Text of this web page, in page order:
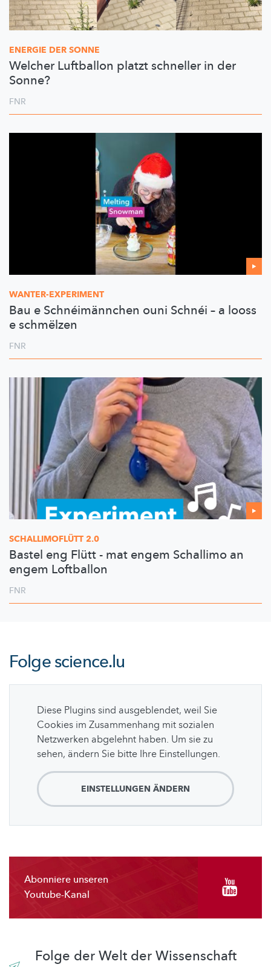
ENERGIE DER SONNE
Welcher Luftballon platzt schneller in der
Sonne?
FNR
WANTER-EXPERIMENT
Bau e Schnéimännchen ouni Schnéi – a looss
e schmëlzen
FNR
SCHALLIMOFLÜTT 2.0
Bastel eng Flütt - mat engem Schallimo an
engem Loftballon
FNR
Folgescience.lu
Diese Plugins sind ausgeblendet, weil Sie
Cookies im Zusammenhang mit sozialen
Netzwerken abgelehnt haben. Um sie zu
sehen, ändern Sie bitte Ihre Einstellungen.
EINSTELLUNGEN ÄNDERN
Abonniere unseren
Youtube-Kanal
Folge der Welt der Wissenschaft